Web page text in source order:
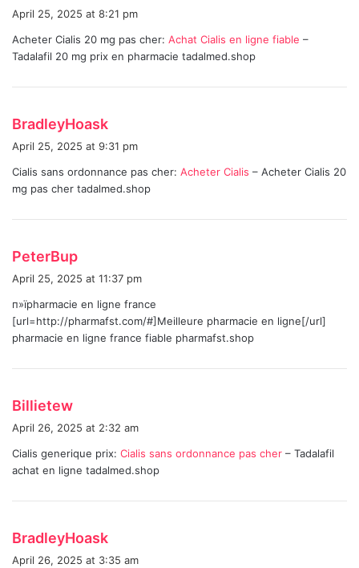
a
s
:
April 25, 2025 at 8:21 pm
Acheter Cialis 20 mg pas cher: Achat Cialis en ligne fiable –
Tadalafil 20 mg prix en pharmacie tadalmed.shop
BradleyHoask
a
s
:
April 25, 2025 at 9:31 pm
Cialis sans ordonnance pas cher: Acheter Cialis – Acheter Cialis 20
mg pas cher tadalmed.shop
PeterBup
a
s
:
April 25, 2025 at 11:37 pm
п»їpharmacie en ligne france
[url=http://pharmafst.com/#]Meilleure pharmacie en ligne[/url]
pharmacie en ligne france fiable pharmafst.shop
Billietew
a
s
:
April 26, 2025 at 2:32 am
Cialis generique prix: Cialis sans ordonnance pas cher – Tadalafil
achat en ligne tadalmed.shop
BradleyHoask
a
April 26, 2025 at 3:35 am